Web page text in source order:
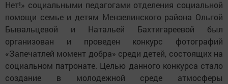
Нет!» социальными педагогами отделения социальной
помощи семье и детям Мензелинского района Ольгой
Бывальцевой и Натальей Бахтигареевой был
организован и проведен конкурс фотографий
«Запечатлей момент добра» среди детей, состоящих на
социальном патронате. Целью данного конкурса стало
создание в молодежной среде атмосферы